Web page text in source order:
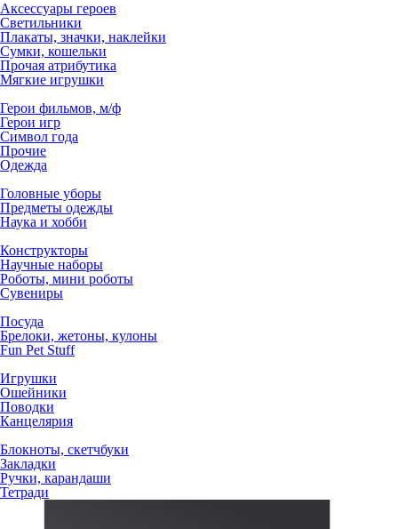
Аксессуары героев
Светильники
Плакаты, значки, наклейки
Сумки, кошельки
Прочая атрибутика
Мягкие игрушки
Герои фильмов, м/ф
Герои игр
Символ года
Прочие
Одежда
Головные уборы
Предметы одежды
Наука и хобби
Конструкторы
Научные наборы
Роботы, мини роботы
Сувениры
Посуда
Брелоки, жетоны, кулоны
Fun Pet Stuff
Игрушки
Ошейники
Поводки
Канцелярия
Блокноты, скетчбуки
Закладки
Ручки, карандаши
Тетради